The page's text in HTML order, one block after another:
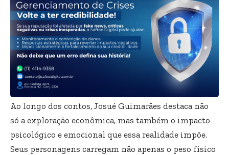
Ao longo dos contos, Josué Guimarães destaca não
só a exploração econômica, mas também o impacto
psicológico e emocional que essa realidade impõe.
Seus personagens carregam não apenas o peso físico